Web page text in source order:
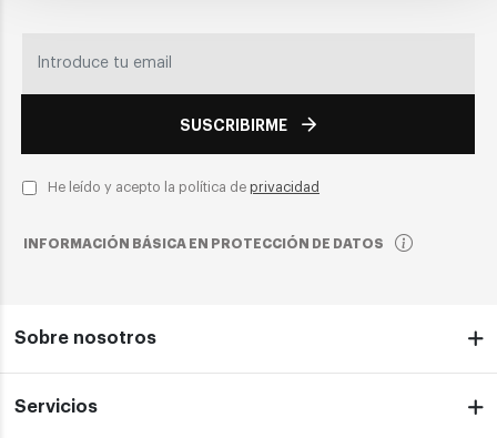
SUSCRIBIRME
He leído y acepto la política de privacidad
INFORMACIÓN BÁSICA EN PROTECCIÓN DE DATOS
Sobre nosotros
Servicios